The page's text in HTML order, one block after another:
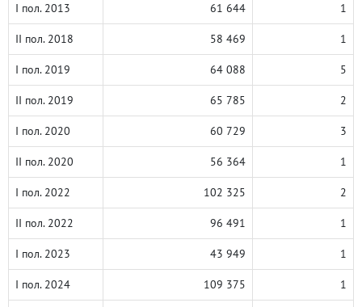
I пол. 2013 61 644 1
II пол. 2018 58 469 1
I пол. 2019 64 088 5
II пол. 2019 65 785 2
I пол. 2020 60 729 3
II пол. 2020 56 364 1
I пол. 2022 102 325 2
II пол. 2022 96 491 1
I пол. 2023 43 949 1
I пол. 2024 109 375 1